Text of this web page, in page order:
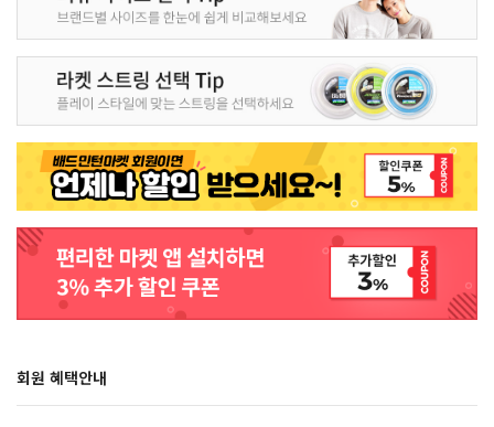
회원 혜택안내